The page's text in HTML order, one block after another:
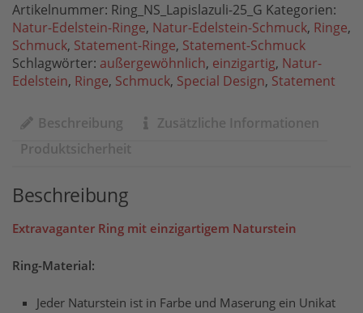
Artikelnummer: Ring_NS_Lapislazuli-25_G Kategorien:
Natur-Edelstein-Ringe, Natur-Edelstein-Schmuck, Ringe,
Schmuck, Statement-Ringe, Statement-Schmuck
Schlagwörter: außergewöhnlich, einzigartig, Natur-
Edelstein, Ringe, Schmuck, Special Design, Statement
Beschreibung
Zusätzliche Informationen
Produktsicherheit
Beschreibung
Extravaganter Ring mit einzigartigem Naturstein
Ring-Material:
Jeder Naturstein ist in Farbe und Maserung ein Unikat